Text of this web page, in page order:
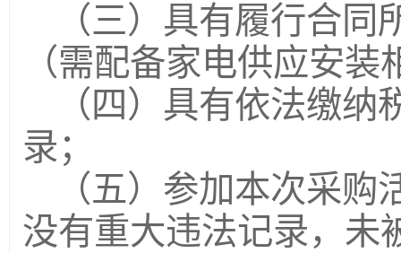
（三）具有履行合
（需配备家电供应安
（四）具有依法缴
录；
（五）参加本次采
没有重大违法记录，未